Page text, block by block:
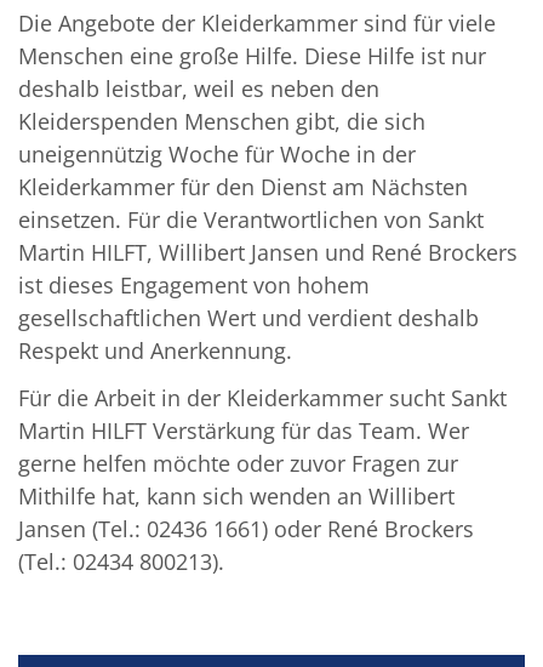
Die Angebote der Kleiderkammer sind für viele
Menschen eine große Hilfe. Diese Hilfe ist nur
deshalb leistbar, weil es neben den
Kleiderspenden Menschen gibt, die sich
uneigennützig Woche für Woche in der
Kleiderkammer für den Dienst am Nächsten
einsetzen. Für die Verantwortlichen von Sankt
Martin HILFT, Willibert Jansen und René Brockers
ist dieses Engagement von hohem
gesellschaftlichen Wert und verdient deshalb
Respekt und Anerkennung.
Für die Arbeit in der Kleiderkammer sucht Sankt
Martin HILFT Verstärkung für das Team. Wer
gerne helfen möchte oder zuvor Fragen zur
Mithilfe hat, kann sich wenden an Willibert
Jansen (Tel.: 02436 1661) oder René Brockers
(Tel.: 02434 800213).